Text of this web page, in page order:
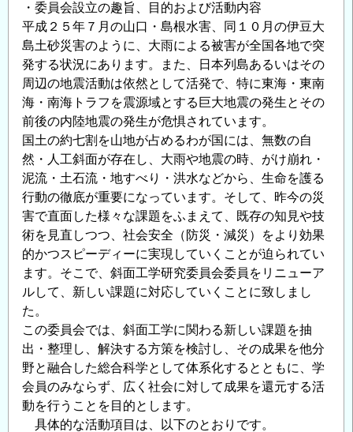
・委員会設立の趣旨、目的および活動内容
平成２５年７月の山口・島根水害、同１０月の伊豆大
島土砂災害のように、大雨による被害が全国各地で突
発する状況にあります。また、日本列島あるいはその
周辺の地震活動は依然として活発で、特に東海・東南
海・南海トラフを震源域とする巨大地震の発生とその
前後の内陸地震の発生が危惧されています。
国土の約七割を山地が占めるわが国には、無数の自
然・人工斜面が存在し、大雨や地震の時、がけ崩れ・
泥流・土石流・地すべり・洪水などから、生命を護る
行動の徹底が重要になっています。そして、昨今の災
害で直面した様々な課題をふまえて、既存の知見や技
術を見直しつつ、社会安全（防災・減災）をより効果
的かつスピーディーに実現していくことが迫られてい
ます。そこで、斜面工学研究委員会委員をリニューア
ルして、新しい課題に対応していくことに致しまし
た。
この委員会では、斜面工学に関わる新しい課題を抽
出・整理し、解決する方策を検討し、その成果を他分
野と融合した総合科学として体系化するとともに、学
会員のみならず、広く社会に対して成果を還元する活
動を行うことを目的とします。
具体的な活動項目は、以下のとおりです。